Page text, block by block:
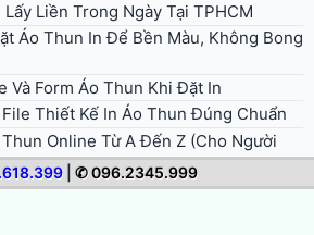
| ✆ 096.2345.999
Liền Trong Ngày Tại TPHCM
Áo Thun In Để Bền Màu, Không Bong
Và Form Áo Thun Khi Đặt In
Thiết Kế In Áo Thun Đúng Chuẩn
Online Từ A Đến Z (Cho Người
Mực Và Yếu Tố Quyết Định Độ Bền